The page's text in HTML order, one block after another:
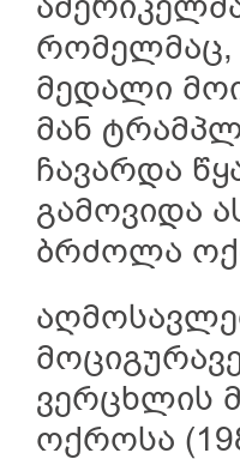
რომელმაც,
მედალი
მან
ჩავარდა
გამოვიდა
ბრძოლა
ვერცხლის
ოქროსა